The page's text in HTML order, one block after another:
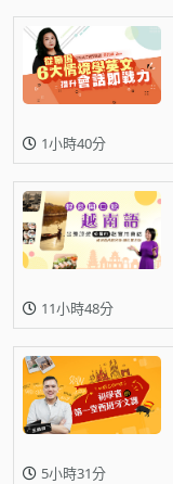
1小時40分
11小時48分
5小時31分